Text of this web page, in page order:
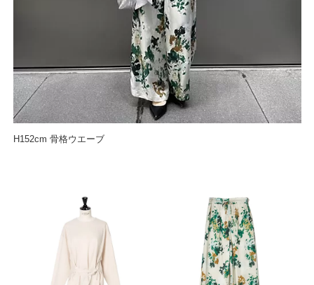
H152cm 骨格ウエーブ